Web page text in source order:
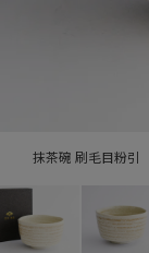
抹茶碗 刷毛目粉引